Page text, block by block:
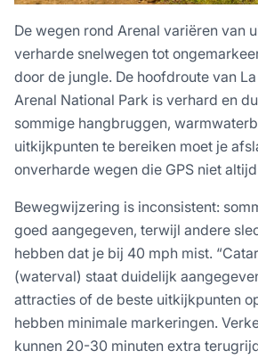
De wegen rond Arenal variëren van
verharde snelwegen tot
door de jungle. De hoofdroute van
Arenal National Park is verhard en
sommige hangbruggen,
uitkijkpunten te bereiken moet je
onverharde wegen die GPS niet
Bewegwijzering is inconsistent:
goed aangegeven, terwijl andere
hebben dat je bij 40 mph mist.
(waterval) staat duidelijk
attracties of de beste uitkijkpunten
hebben minimale markeringen.
kunnen 20-30 minuten extra